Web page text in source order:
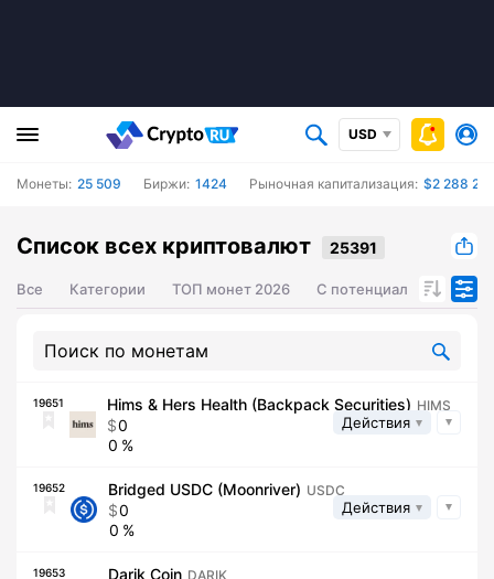
USD
Монеты: 25 509 Биржи: 1424 Рыночная капитализация: $2 288
Список всех криптовалют
Все Категории ТОП монет 2026 С потенциалом роста
19651 Hims & Hers Health (Backpack Securities) HIMS
0
0
Действия
19652 Bridged USDC (Moonriver) USDC
0
0
Действия
19653 Darik Coin DARIK